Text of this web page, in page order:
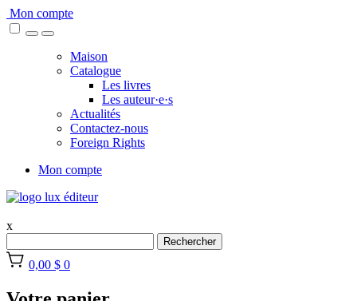
Skip
to
Mon compte
Maison
Catalogue
Les livres
Les auteur·e·s
Actualités
Contactez-nous
Foreign Rights
Mon compte
x
Rechercher
0,00 $ 0